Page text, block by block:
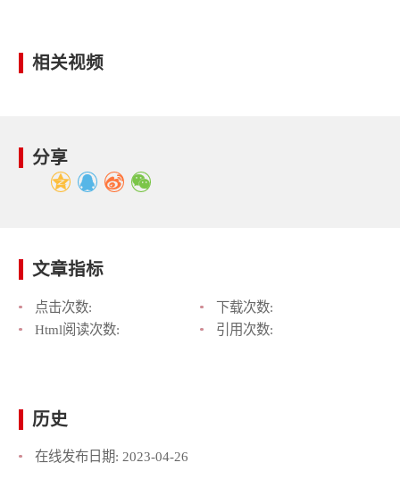
相关视频
分享
文章指标
点击次数:
下载次数:
Html阅读次数:
引用次数:
历史
在线发布日期: 2023-04-26